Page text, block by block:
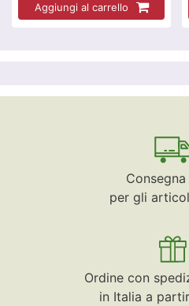
Aggiungi al carrello
per gli
Ordine con
in Italia a